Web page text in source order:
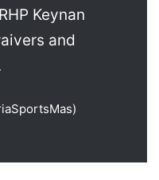
Keynan
and